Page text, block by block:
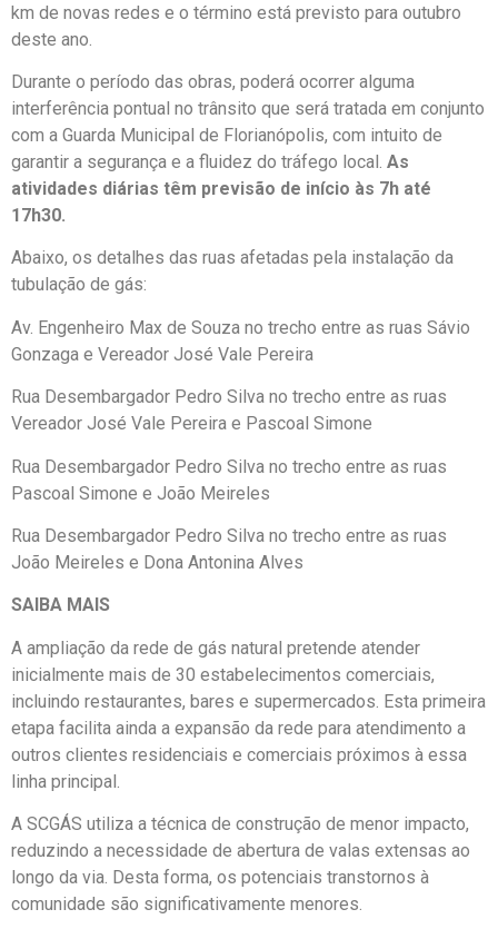
km de novas redes e o término está previsto para outubro
deste ano.
Durante o período das obras, poderá ocorrer alguma
interferência pontual no trânsito que será tratada em conjunto
com a Guarda Municipal de Florianópolis, com intuito de
garantir a segurança e a fluidez do tráfego local. As
atividades diárias têm previsão de início às 7h até
17h30.
Abaixo, os detalhes das ruas afetadas pela instalação da
tubulação de gás:
Av. Engenheiro Max de Souza no trecho entre as ruas Sávio
Gonzaga e Vereador José Vale Pereira
Rua Desembargador Pedro Silva no trecho entre as ruas
Vereador José Vale Pereira e Pascoal Simone
Rua Desembargador Pedro Silva no trecho entre as ruas
Pascoal Simone e João Meireles
Rua Desembargador Pedro Silva no trecho entre as ruas
João Meireles e Dona Antonina Alves
SAIBA MAIS
A ampliação da rede de gás natural pretende atender
inicialmente mais de 30 estabelecimentos comerciais,
incluindo restaurantes, bares e supermercados. Esta primeira
etapa facilita ainda a expansão da rede para atendimento a
outros clientes residenciais e comerciais próximos à essa
linha principal.
A SCGÁS utiliza a técnica de construção de menor impacto,
reduzindo a necessidade de abertura de valas extensas ao
longo da via. Desta forma, os potenciais transtornos à
comunidade são significativamente menores.